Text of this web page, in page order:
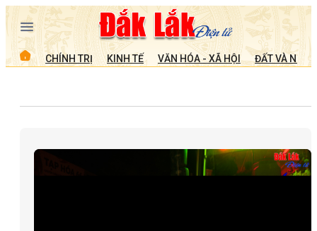
CHÍNH TRỊ KINH TẾ VĂN HÓA - XÃ HỘI ĐẤT VÀ